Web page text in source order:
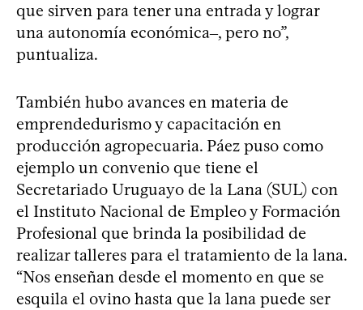
que sirven para tener una entrada y lograr
una autonomía económica‒, pero no”,
puntualiza.
También hubo avances en materia de
emprendedurismo y capacitación en
producción agropecuaria. Páez puso como
ejemplo un convenio que tiene el
Secretariado Uruguayo de la Lana (SUL) con
el Instituto Nacional de Empleo y Formación
Profesional que brinda la posibilidad de
realizar talleres para el tratamiento de la lana.
“Nos enseñan desde el momento en que se
esquila el ovino hasta que la lana puede ser